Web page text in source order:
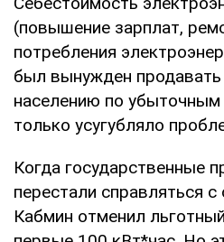
(повышение зарплат,
потребления
был вынужден
населению по
только усугубляло
Когда государственные
перестали справляться
Кабмин отменил